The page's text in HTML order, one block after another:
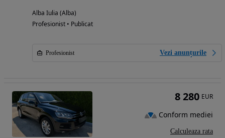
Alba Iulia (Alba)
Profesionist • Publicat
Profesionist Vezi anunțurile
8 280 EUR
Conform mediei
Calculeaza rata